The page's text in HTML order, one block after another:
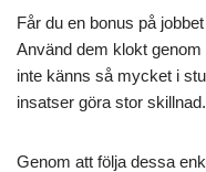
Får du en bonus på
Använd dem klokt
inte känns så mycket i
insatser göra stor skillnad.
Genom att följa dessa